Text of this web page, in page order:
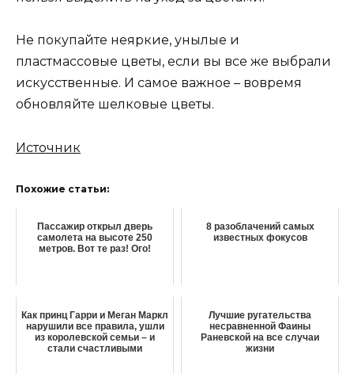
Не покупайте неяркие, унылые и
пластмассовые цветы, если вы все же выбрали
искусственные. И самое важное – вовремя
обновляйте шелковые цветы.
Источник
Похожие статьи:
Пассажир открыл дверь
самолета на высоте 250
метров. Вот те раз! Ого!
8 разоблачений самых
известных фокусов
Как принц Гарри и Меган Маркл
нарушили все правила, ушли
из королевской семьи – и
стали счастливыми
Лучшие ругательства
несравненной Фаины
Раневской на все случаи
жизни